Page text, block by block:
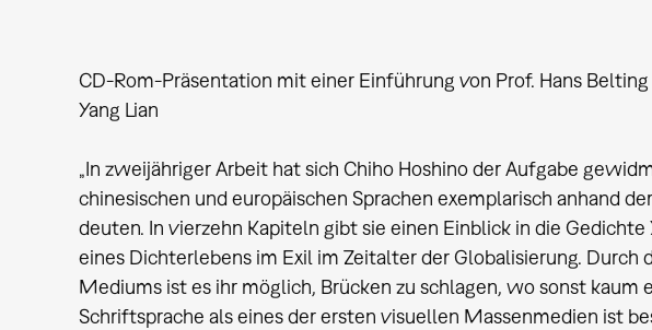
CD-Rom-Präsentation mit einer Einführung von Prof. Hans
Yang Lian
„In zweijähriger Arbeit hat sich Chiho Hoshino der Aufgabe
chinesischen und europäischen Sprachen exemplarisch anhand
deuten. In vierzehn Kapiteln gibt sie einen Einblick in die Gedichte
eines Dichterlebens im Exil im Zeitalter der Globalisierung. Durch
Mediums ist es ihr möglich, Brücken zu schlagen, wo sonst kaum
Schriftsprache als eines der ersten visuellen Massenmedien ist